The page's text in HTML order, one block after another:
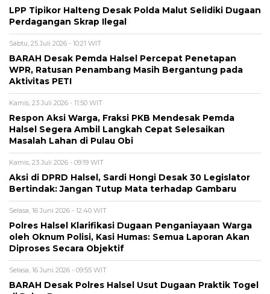
LPP Tipikor Halteng Desak Polda Malut Selidiki Dugaan
Perdagangan Skrap Ilegal
Sabtu, 25 Juli 2026 - 10:21 WIT
BARAH Desak Pemda Halsel Percepat Penetapan
WPR, Ratusan Penambang Masih Bergantung pada
Aktivitas PETI
Kamis, 23 Juli 2026 - 11:50 WIT
Respon Aksi Warga, Fraksi PKB Mendesak Pemda
Halsel Segera Ambil Langkah Cepat Selesaikan
Masalah Lahan di Pulau Obi
Kamis, 23 Juli 2026 - 09:19 WIT
Aksi di DPRD Halsel, Sardi Hongi Desak 30 Legislator
Bertindak: Jangan Tutup Mata terhadap Gambaru
Selasa, 16 Juni 2026 - 12:40 WIT
Polres Halsel Klarifikasi Dugaan Penganiayaan Warga
oleh Oknum Polisi, Kasi Humas: Semua Laporan Akan
Diproses Secara Objektif
Selasa, 16 Juni 2026 - 09:55 WIT
BARAH Desak Polres Halsel Usut Dugaan Praktik Togel